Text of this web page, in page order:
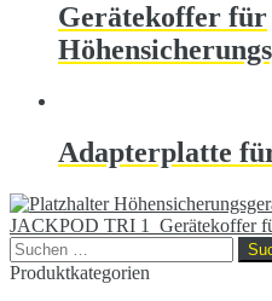
Gerätekoffer für
Adapterplatte
JACKPOD TRI 1
Gerätekoffer
Suchen
nach:
Produktkategorien